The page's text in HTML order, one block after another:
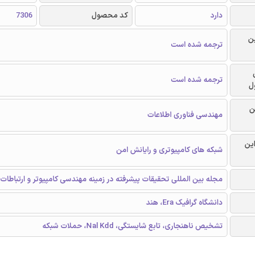
دارد کد محصول
7306
ترجمه شده است
ترجمه شده است
مهندسی فناوری اطلاعات
شبکه های کامپیوتری و رایانش امن
مجله بین المللی تحقیقات پیشرفته در زمینه مهندسی کامپیوتر و ارتباطات
دانشگاه گرافیک Era، هند
تشخیص ناهنجاری، تابع شایستگی، Nal Kdd، حملات شبکه